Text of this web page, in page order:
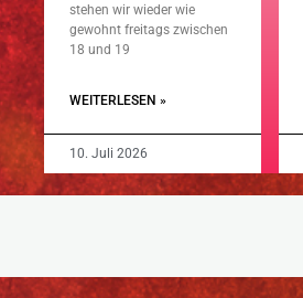
stehen wir wieder wie
gewohnt freitags zwischen
18 und 19
WEITERLESEN »
10. Juli 2026